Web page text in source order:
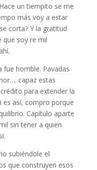
un tiempito se me
más voy a estar
corta? Y la gratitud
que soy re mil
horrible. Pavadas
capaz estas
para extender la
es así, compro porque
Capítulo aparte
sin tener a quien
subiéndole el
que construyen esos